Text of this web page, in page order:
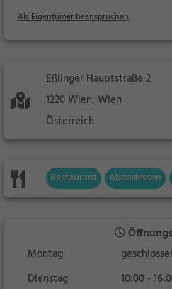
Als Eigentümer beanspruchen
Eßlinger Hauptstraße 2
1220 Wien, Wien
Österreich
Restaurant Abendessen
Montag
Dienstag
10:00 -